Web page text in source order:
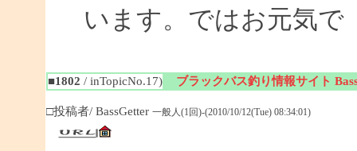
います。ではお元気で
■1802 / inTopicNo.17) ブラックバス釣り情報サイト
□投稿者/ BassGetter 一般人(1回)-(2010/10/12(Tue) 08:34:01)